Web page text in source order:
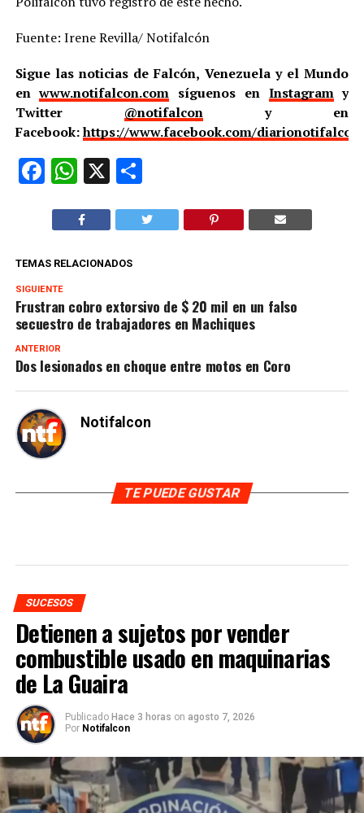
Fuente: Irene Revilla/ Notifalcón
Sigue las noticias de Falcón, Venezuela y el Mundo
enwww.notifalcon.com síguenos en Instagramy
Twitter @notifalcony en
Facebook:https://www.facebook.com/
Facebook
WhatsApp
X Compartir
TEMAS RELACIONADOS
SIGUIENTE
Frustran cobro extorsivo de $ 20 mil en un falso
secuestro de trabajadores en Machiques
ANTERIOR
Dos lesionados en choque entre motos en Coro
Notifalcon
TE PUEDE GUSTAR
SUCESOS
Detienen a sujetos por vender
combustible usado en maquinarias
de La Guaira
Publicado Hace 3 horas on agosto 7, 2026
Por Notifalcon